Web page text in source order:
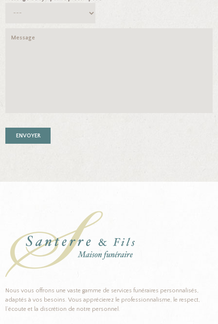
Nous vous offrons une vaste gamme de services funéraires personnalisés,
adaptés à vos besoins. Vous apprécierez le professionnalisme, le respect,
l’écoute et la discrétion de notre personnel.